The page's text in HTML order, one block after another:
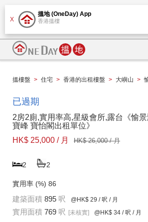
X
搵地 (OneDay) App
香港搵樓
搵樓盤 > 住宅 > 香港的出租樓盤 > 大嶼山 >
已過期
2房2廁,實用率高,星級會所,露台《愉景
寶峰 寶怡閣出租單位》
HK$ 25,000 / 月
HK$ 26,000 / 月
2 2
實用率 (%) 86
建築面積 895 呎 @HK$ 29 / 呎 / 月
實用面積 769 呎 [未核實] @HK$ 34 / 呎 / 月